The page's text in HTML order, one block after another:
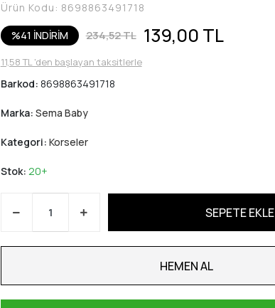
Ürün Kodu: 8698863491718
%41 İNDİRİM 234,52 TL 139,00 TL
11,58 TL 'den başlayan taksitlerle
Barkod: 8698863491718
Marka: Sema Baby
Kategori: Korseler
Stok: 20+
SEPETE EKLE
HEMEN AL